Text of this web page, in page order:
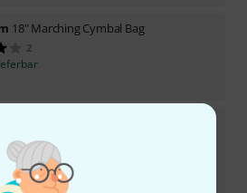
18" Marching Cymbal Bag
2
42